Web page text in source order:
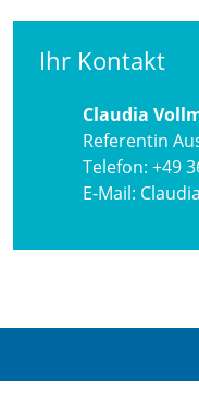
Ihr Kontakt
Claudia
Referentin
Telefon: +49
E-Mail: